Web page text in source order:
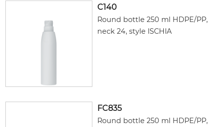
C140
Round bottle 250 ml HDPE/PP,
neck 24, style ISCHIA
FC835
Round bottle 250 ml HDPE/PP,